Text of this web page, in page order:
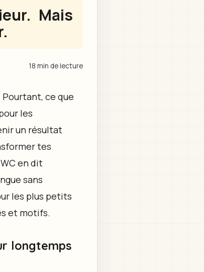
Mais
18 min de lecture
Pourtant, ce que
les
un résultat
tes
en dit
sans
les plus petits
et motifs.
longtemps